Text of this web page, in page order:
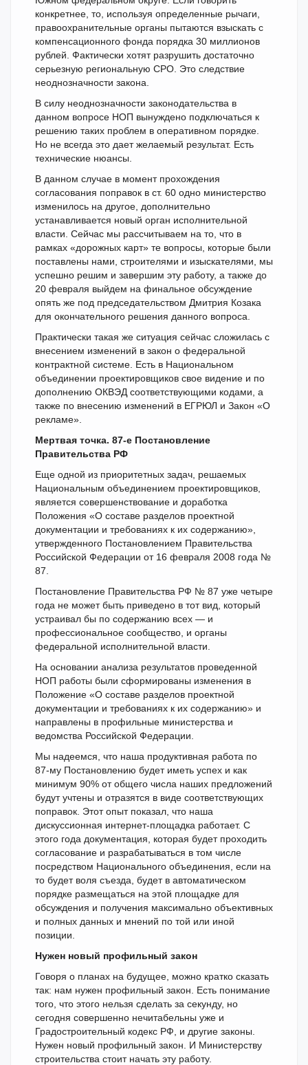
конкретнее, то, используя определенные рычаги,
правоохранительные органы пытаются взыскать с
компенсационного фонда порядка 30 миллионов
рублей. Фактически хотят разрушить достаточно
серьезную региональную СРО. Это следствие
неоднозначности закона.
В силу неоднозначности законодательства в
данном вопросе НОП вынуждено подключаться к
решению таких проблем в оперативном порядке.
Но не всегда это дает желаемый результат. Есть
технические нюансы.
В данном случае в момент прохождения
согласования поправок в ст. 60 одно министерство
изменилось на другое, дополнительно
устанавливается новый орган исполнительной
власти. Сейчас мы рассчитываем на то, что в
рамках «дорожных карт» те вопросы, которые были
поставлены нами, строителями и изыскателями, мы
успешно решим и завершим эту работу, а также до
20 февраля выйдем на финальное обсуждение
опять же под председательством Дмитрия Козака
для окончательного решения данного вопроса.
Практически такая же ситуация сейчас сложилась с
внесением изменений в закон о федеральной
контрактной системе. Есть в Национальном
объединении проектировщиков свое видение и по
дополнению ОКВЭД соответствующими кодами, а
также по внесению изменений в ЕГРЮЛ и Закон «О
рекламе».
Мертвая точка. 87-е Постановление
Правительства РФ
Еще одной из приоритетных задач, решаемых
Национальным объединением проектировщиков,
является совершенствование и доработка
Положения «О составе разделов проектной
документации и требованиях к их содержанию»,
утвержденного Постановлением Правительства
Российской Федерации от 16 февраля 2008 года №
87.
Постановление Правительства РФ № 87 уже четыре
года не может быть приведено в тот вид, который
устраивал бы по содержанию всех — и
профессиональное сообщество, и органы
федеральной исполнительной власти.
На основании анализа результатов проведенной
НОП работы были сформированы изменения в
Положение «О составе разделов проектной
документации и требованиях к их содержанию» и
направлены в профильные министерства и
ведомства Российской Федерации.
Мы надеемся, что наша продуктивная работа по
87-му Постановлению будет иметь успех и как
минимум 90% от общего числа наших предложений
будут учтены и отразятся в виде соответствующих
поправок. Этот опыт показал, что наша
дискуссионная интернет-площадка работает. С
этого года документация, которая будет проходить
согласование и разрабатываться в том числе
посредством Национального объединения, если на
то будет воля съезда, будет в автоматическом
порядке размещаться на этой площадке для
обсуждения и получения максимально объективных
и полных данных и мнений по той или иной
позиции.
Нужен новый профильный закон
Говоря о планах на будущее, можно кратко сказать
так: нам нужен профильный закон. Есть понимание
того, что этого нельзя сделать за секунду, но
сегодня совершенно нечитабельны уже и
Градостроительный кодекс РФ, и другие законы.
Нужен новый профильный закон. И Министерству
строительства стоит начать эту работу.